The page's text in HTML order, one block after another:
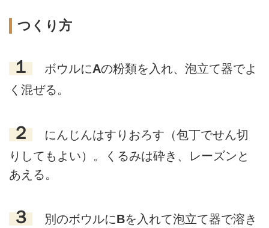
つくり方
１ ボウルにAの粉類を入れ、泡立て器でよ
く混ぜる。
２
にんじんはすりおろす（包丁でせん切
りしてもよい）。くるみは砕き、レーズンと
あえる。
３ 別のボウルにBを入れて泡立て器で溶き